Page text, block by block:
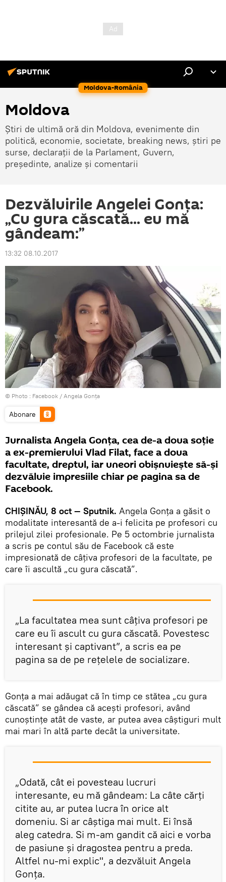
Moldova-România
Moldova
Știri de ultimă oră din Moldova, evenimente din
politică, economie, societate, breaking news, știri pe
surse, declarații de la Parlament, Guvern,
președinte, analize și comentarii
Dezvăluirile Angelei Gonța:
„Cu gura căscată... eu mă
gândeam:”
13:32 08.10.2017
© Photo : Facebook / Angela Gonța
Abonare
Jurnalista Angela Gonța, cea de-a doua soție
a ex-premierului Vlad Filat, face a doua
facultate, dreptul, iar uneori obișnuiește să-și
dezvăluie impresiile chiar pe pagina sa de
Facebook.
CHIȘINĂU, 8 oct — Sputnik. Angela Gonța a găsit o
modalitate interesantă de a-i felicita pe profesori cu
prilejul zilei profesionale. Pe 5 octombrie jurnalista
a scris pe contul său de Facebook că este
impresionată de câțiva profesori de la facultate, pe
care îi ascultă „cu gura căscată”.
„La facultatea mea sunt câțiva profesori pe
care eu îi ascult cu gura căscată. Povestesc
interesant și captivant”, a scris ea pe
pagina sa de pe rețelele de socializare.
Gonța a mai adăugat că în timp ce stătea „cu gura
căscată” se gândea că acești profesori, având
cunoștințe atât de vaste, ar putea avea câștiguri mult
mai mari în altă parte decât la universitate.
„Odată, cât ei povesteau lucruri
interesante, eu mă gândeam: La câte cărți
citite au, ar putea lucra în orice alt
domeniu. Si ar câștiga mai mult. Ei însă
aleg catedra. Si m-am gandit că aici e vorba
de pasiune și dragostea pentru a preda.
Altfel nu-mi explic", a dezvăluit Angela
Gonța.